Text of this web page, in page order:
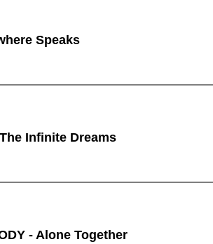
Speaks
Infinite Dreams
- Alone Together